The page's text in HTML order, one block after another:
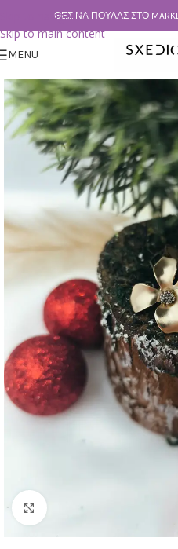
Skip to navigation
Skip to main content
ΘΕΣ ΝΑ ΠΟΥΛΆΣ ΣΤΟ
MENU
Click to enlarge